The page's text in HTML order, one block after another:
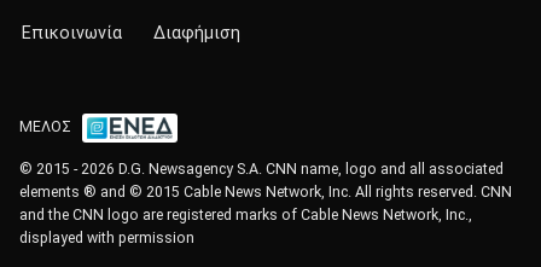
Επικοινωνία Διαφήμιση
ΜΕΛΟΣ
© 2015 - 2026 D.G. Newsagency S.A. CNN name, logo and all associated
elements ® and © 2015 Cable News Network, Inc. All rights reserved. CNN
and the CNN logo are registered marks of Cable News Network, Inc.,
displayed with permission